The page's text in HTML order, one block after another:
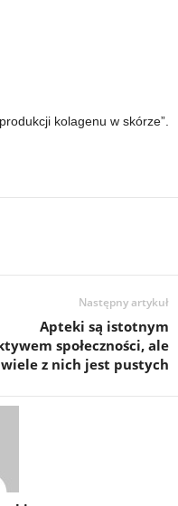
kolagenu w skórze”.
Następny artykuł
Apteki są istotnym
społeczności, ale
wiele z nich jest pustych